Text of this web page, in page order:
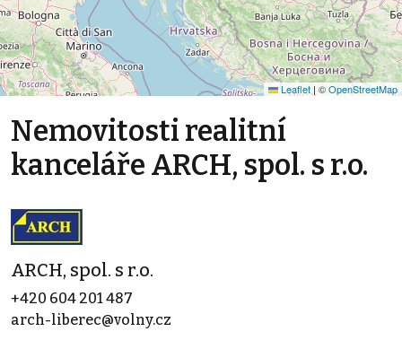
Leaflet | ©OpenStreetMap
Nemovitosti realitní
kanceláře ARCH, spol. s r.o.
ARCH, spol. s r.o.
+420 604 201 487
arch-liberec@volny.cz